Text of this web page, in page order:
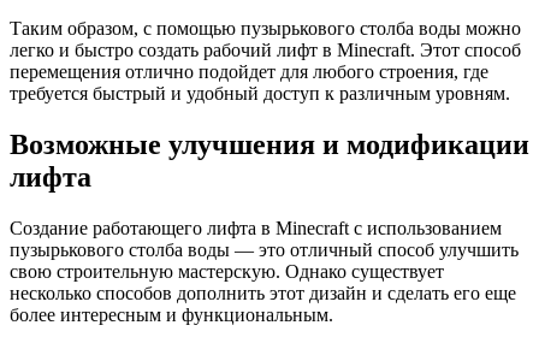
Таким образом, с помощью пузырькового столба воды можно
легко и быстро создать рабочий лифт в Minecraft. Этот способ
перемещения отлично подойдет для любого строения, где
требуется быстрый и удобный доступ к различным уровням.
Возможные улучшения и модификации
лифта
Создание работающего лифта в Minecraft с использованием
пузырькового столба воды — это отличный способ улучшить
свою строительную мастерскую. Однако существует
несколько способов дополнить этот дизайн и сделать его еще
более интересным и функциональным.